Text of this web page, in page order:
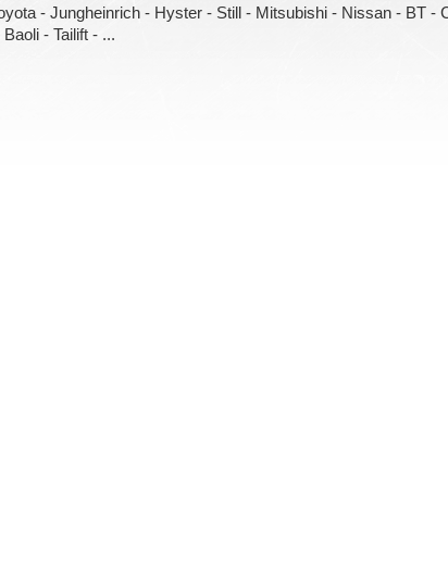
- Jungheinrich - Hyster - Still - Mitsubishi - Nissan - BT
- Tailift - ...